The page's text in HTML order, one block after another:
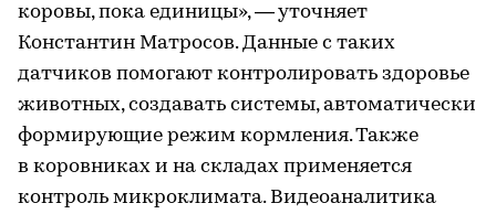
коровы, пока единицы», — уточняет
Константин Матросов. Данные с таких
датчиков помогают контролировать здоровье
животных, создавать системы, автоматически
формирующие режим кормления. Также
в коровниках и на складах применяется
контроль микроклимата. Видеоаналитика